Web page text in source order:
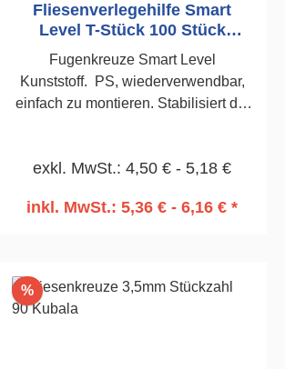
Fliesenverlegehilfe Smart
Level T-Stück 100 Stück
Kubala
Fugenkreuze Smart Level
Kunststoff. PS, wiederverwendbar,
einfach zu montieren. Stabilisiert die
100 Stück 1,0mm
exkl. MwSt.: 4,50 € - 5,18 €
inkl. MwSt.: 5,36 € - 6,16 € *
%Rabatt